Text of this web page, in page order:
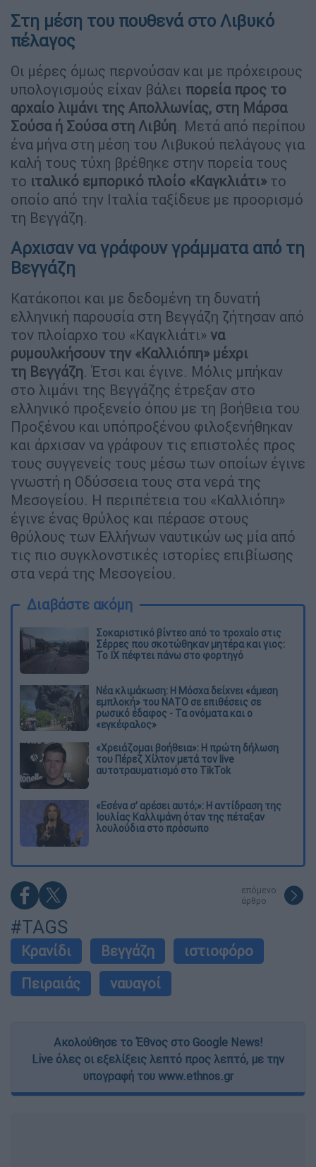
Στη μέση του πουθενά στο Λιβυκό
πέλαγος
Οι μέρες όμως περνούσαν και με πρόχειρους
υπολογισμούς είχαν βάλει πορεία προς το
αρχαίο λιμάνι της Απολλωνίας, στη Μάρσα
Σούσα ή Σούσα στη Λιβύη. Μετά από περίπου
ένα μήνα στη μέση του Λιβυκού πελάγους για
καλή τους τύχη βρέθηκε στην πορεία τους
το ιταλικό εμπορικό πλοίο «Καγκλιάτι» το
οποίο από την Ιταλία ταξίδευε με προορισμό
τη Βεγγάζη.
Αρχισαν να γράφουν γράμματα από τη
Βεγγάζη
Κατάκοποι και με δεδομένη τη δυνατή
ελληνική παρουσία στη Βεγγάζη ζήτησαν από
τον πλοίαρχο του «Καγκλιάτι» να
ρυμουλκήσουν την «Καλλιόπη» μέχρι
τη Βεγγάζη. Έτσι και έγινε. Μόλις μπήκαν
στο λιμάνι της Βεγγάζης έτρεξαν στο
ελληνικό προξενείο όπου με τη βοήθεια του
Προξένου και υπόπροξένου φιλοξενήθηκαν
και άρχισαν να γράφουν τις επιστολές προς
τους συγγενείς τους μέσω των οποίων έγινε
γνωστή η Οδύσσεια τους στα νερά της
Μεσογείου. Η περιπέτεια του «Καλλιόπη»
έγινε ένας θρύλος και πέρασε στους
θρύλους των Ελλήνων ναυτικών ως μία από
τις πιο συγκλονστικές ιστορίες επιβίωσης
στα νερά της Μεσογείου.
Διαβάστε ακόμη
Σοκαριστικό βίντεο από το τροχαίο στις
Σέρρες που σκοτώθηκαν μητέρα και γιος:
Το ΙΧ πέφτει πάνω στο φορτηγό
Νέα κλιμάκωση: Η Μόσχα δείχνει «άμεση
εμπλοκή» του ΝΑΤΟ σε επιθέσεις σε
ρωσικό έδαφος - Τα ονόματα και ο
«εγκέφαλος»
«Χρειάζομαι βοήθεια»: Η πρώτη δήλωση
του Πέρεζ Χίλτον μετά τον live
αυτοτραυματισμό στο TikTok
«Εσένα σ’ αρέσει αυτό;»: Η αντίδραση της
Ιουλίας Καλλιμάνη όταν της πέταξαν
λουλούδια στο πρόσωπο
επόμενο
άρθρο
#TAGS
Κρανίδι Βεγγάζη
ιστιοφόρο
Πειραιάς
ναυαγοί
Ακολούθησε το Έθνος στο Google News!
Live όλες οι εξελίξεις λεπτό προς λεπτό, με την
υπογραφή του www.ethnos.gr